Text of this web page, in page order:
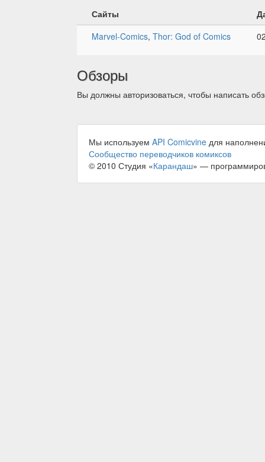
Сайты
Marvel-Comics, Thor: God of Comics
Обзоры
Вы должны авторизоваться, чтобы написать
Мы используем API Comicvine для
Сообщество переводчиков комиксов
© 2010 Студия «Карандаш» —